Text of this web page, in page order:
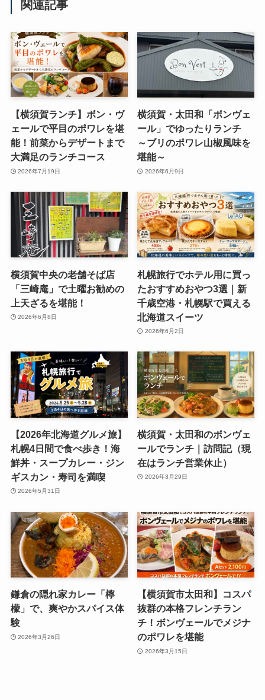
関連記事
【横須賀ランチ】ボン・ヴ
ェールで平目のポワレを堪
能！前菜からデザートまで
大満足のランチコース
2026年7月19日
横須賀・太田和「ボンヴェ
ール」でゆったりランチ
～ブリのポワレ山椒風味を
堪能～
2026年6月9日
横須賀中央の老舗そば店
「三崎庵」で土曜お勧めの
上天ざるを堪能！
2026年6月8日
札幌旅行でホテル用に買っ
たおすすめおやつ3選｜新
千歳空港・札幌駅で買える
北海道スイーツ
2026年6月2日
【2026年北海道グルメ旅】
札幌4日間で食べ歩き！海
鮮丼・スープカレー・ジン
ギスカン・寿司を満喫
2026年5月31日
横須賀・太田和のボンヴェ
ールでランチ｜訪問記（現
在はランチ営業休止）
2026年3月29日
鎌倉の隠れ家カレー「檸
檬」で、爽やかスパイス体
験
2026年3月26日
【横須賀市太田和】コスパ
抜群の本格フレンチラン
チ！ボンヴェールでメジナ
のポワレを堪能
2026年3月15日